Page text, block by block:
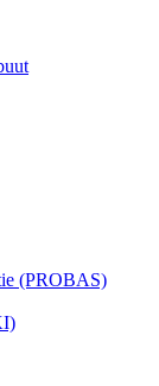
(PROBAS)